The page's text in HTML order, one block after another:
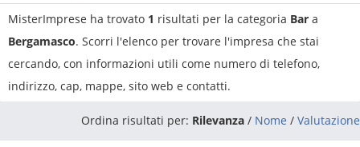
MisterImprese ha trovato 1 risultati per la categoria Bar a
Bergamasco. Scorri l'elenco per trovare l'impresa che stai
cercando, con informazioni utili come numero di telefono,
indirizzo, cap, mappe, sito web e contatti.
Ordina risultati per: Rilevanza / Nome / Valutazione